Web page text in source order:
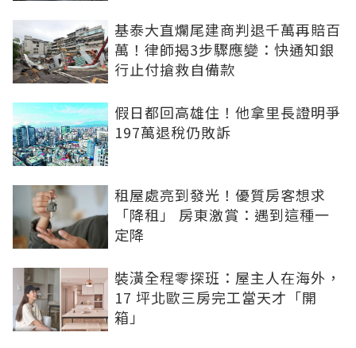
基泰大直爛尾建商判退千萬再賠百
萬！律師揭3步驟應變：快通知銀
行止付搶救自備款
假日都回高雄住！他拿里長證明爭
197萬退稅仍敗訴
租屋處亮到發光！優質房客想求
「降租」 房東激賞：遇到這種一
定降
裝潢全程零探班：屋主人在海外，
17 坪北歐三房完工當天才「開
箱」